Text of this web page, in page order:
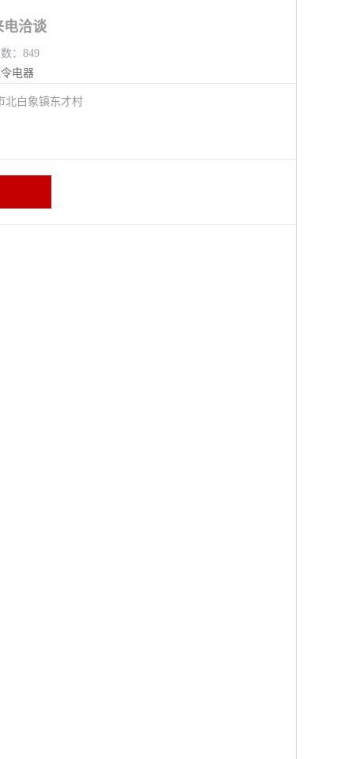
电洽谈
：849
电器
北白象镇东才村